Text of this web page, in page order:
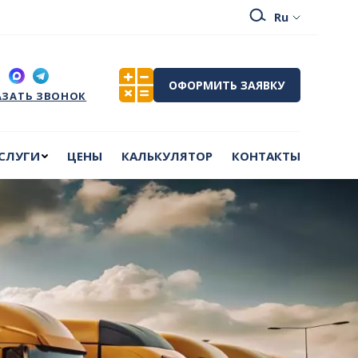
ЗВОНОК
ОФОРМИТЬ ЗАЯВКУ
ЦЕНЫ КАЛЬКУЛЯТОР КОНТАКТЫ
КОНТАКТЫ